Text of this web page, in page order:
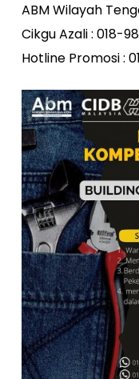
ABM Wilayah
Cikgu Azali : 018-
Hotline Promosi :